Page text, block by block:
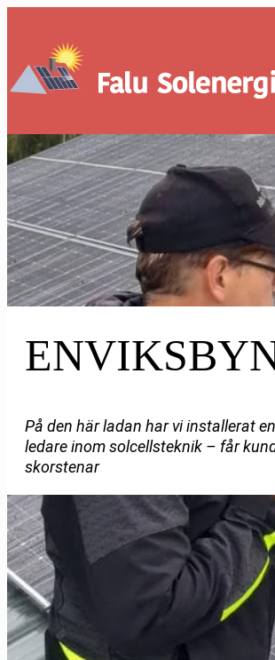
På den här ladan har vi installerat
ledare inom solcellsteknik – får
skorstenar